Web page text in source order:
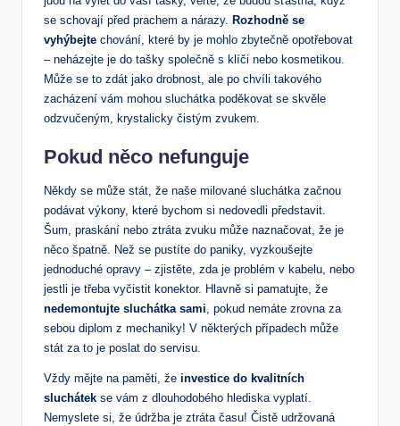
se schovají před prachem a nárazy. Rozhodně se
vyhýbejte chování, které by je mohlo zbytečně opotřebovat
– neházejte je do tašky společně s klíči nebo kosmetikou.
Může se to zdát jako drobnost, ale po chvíli takového
zacházení vám mohou sluchátka poděkovat se skvěle
odzvučeným, krystalicky čistým zvukem.
Pokud něco nefunguje
Někdy se může stát, že naše milované sluchátka začnou
podávat výkony, které bychom si nedovedli představit.
Šum, praskání nebo ztráta zvuku může naznačovat, že je
něco špatně. Než se pustíte do paniky, vyzkoušejte
jednoduché opravy – zjistěte, zda je problém v kabelu, nebo
jestli je třeba vyčistit konektor. Hlavně si pamatujte, že
nedemontujte sluchátka sami, pokud nemáte zrovna za
sebou diplom z mechaniky! V některých případech může
stát za to je poslat do servisu.
Vždy mějte na paměti, že investice do kvalitních
sluchátek se vám z dlouhodobého hlediska vyplatí.
Nemyslete si, že údržba je ztráta času! Čistě udržovaná